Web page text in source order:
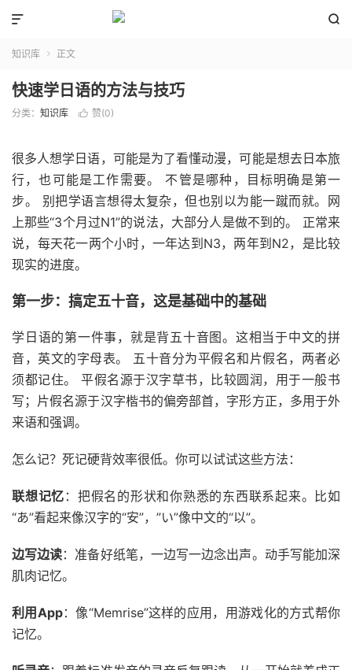


知识库  正文
快速学日语的方法与技巧
分类： 知识库  赞(0)
很多人想学日语，可能是为了看懂动漫，可能是想去日本旅
行，也可能是工作需要。 不管是哪种，目标明确是第一
步。 别把学语言想得太复杂，但也别以为能一蹴而就。网
上那些“3个月过N1”的说法，大部分人是做不到的。 正常来
说，每天花一两个小时，一年达到N3，两年到N2，是比较
现实的进度。
第一步：搞定五十音，这是基础中的基础
学日语的第一件事，就是背五十音图。这相当于中文的拼
音，英文的字母表。 五十音分为平假名和片假名，两者必
须都记住。 平假名源于汉字草书，比较圆润，用于一般书
写；片假名源于汉字楷书的偏旁部首，字形方正，多用于外
来语和强调。
怎么记？死记硬背效率很低。你可以试试这些方法：
联想记忆 ：把假名的形状和你熟悉的东西联系起来。比如
“あ”看起来像汉字的“安”，”い”像中文的“以”。
边写边读：准备好纸笔，一边写一边念出声。动手写能加深
肌肉记忆。
利用App：像“Memrise”这样的应用，用游戏化的方式帮你
记忆。